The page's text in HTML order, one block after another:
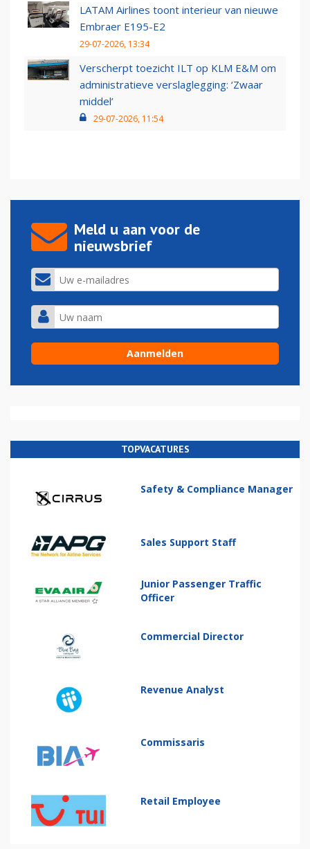
LATAM Airlines toont interieur van nieuwe
Embraer E195-E2
29-07-2026, 13:34
Verscherpt toezicht ILT op KLM E&M om
administratieve verslaglegging: ‘Zwaar
middel’
29-07-2026, 11:54
Meld u aan voor de
nieuwsbrief
TOPVACATURES
Safety & Compliance Manager
Sales Support Staff
Junior Passenger Traffic
Officer
Commercial Director
Revenue Analyst
Commissaris
Retail Employee